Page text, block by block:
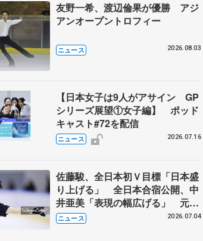
友野一希、渡辺倫果が優勝 アジ
アンオープントロフィー
ニュース 2026.08.03
【日本女子は9人がアサイン GP
シリーズ展望①女子編】 ポッド
キャスト#72を配信
ニュース 2026.07.16
佐藤駿、全日本初Ｖ目標「日本盛
り上げる」 全日本合宿公開、中
井亜美「表現の幅広げる」 元世
界王者のフェルナンデスさんが講
師
ニュース 2026.07.04